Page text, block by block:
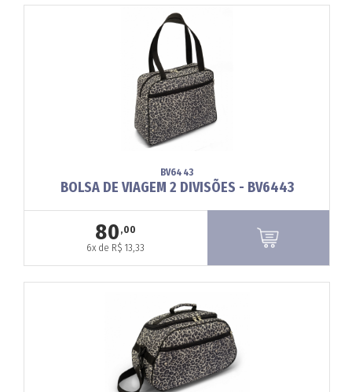
BV6443
BOLSA DE VIAGEM 2 DIVISÕES - BV6443
80 ,00
6x de R$ 13,33